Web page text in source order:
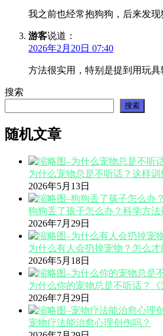
我之前也经常抱狗狗，后来发
游客说道：
2026年2月20日 07:40
方法很实用，特别是提到用玩
搜索
搜索
随机文章
为什么宠物总是不听话？这样训
2026年5月13日
狗狗丢了孩子怎么办？科学方
2026年7月29日
为什么有人会扔掉宠物？怎么才
2026年5月18日
为什么你的宠物总是不听话？
2026年7月29日
宠物疗法能治愈心理创伤吗？